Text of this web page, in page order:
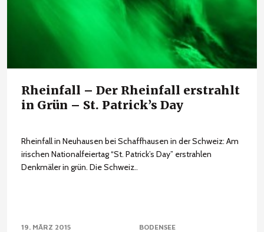
Rheinfall – Der Rheinfall erstrahlt
in Grün – St. Patrick’s Day
Rheinfall in Neuhausen bei Schaffhausen in der Schweiz: Am
irischen Nationalfeiertag “St. Patrick’s Day” erstrahlen
Denkmäler in grün. Die Schweiz..
19. MÄRZ 2015 BODENSEE